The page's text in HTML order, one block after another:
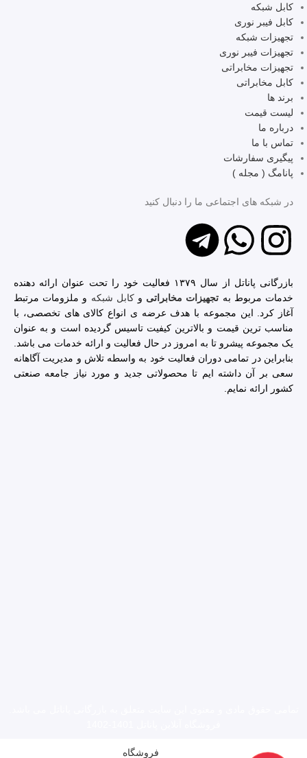
کابل شبکه
کابل فیبر نوری
تجهیزات شبکه
تجهیزات فیبر نوری
تجهیزات مخابراتی
کابل مخابراتی
برند ها
لیست قیمت
درباره ما
تماس با ما
پیگیری سفارشات
پانامگ ( مجله )
در شبکه ‌های اجتماعی ما را دنبال کنید
بازرگانی پاناتل از سال ۱۳۷۹ فعالیت خود را تحت عنوان ارائه دهنده
خدمات مربوط به تجهیزات مخابراتی وکابل شبکه و ملزومات مرتبط
آغاز کرد. این مجموعه با هدف عرضه ی انواع کالای های تخصصی، با
مناسب ترین قیمت و بالاترین کیفیت تاسیس گردیده است و به عنوان
یک مجموعه پیشرو تا به امروز در حال فعالیت و ارائه خدمات می باشد.
بنابراین در تمامی دوران فعالیت خود به واسطه تلاش و مدیریت آگاهانه
سعی بر آن داشته ایم تا محصولاتی جدید و مورد نیاز جامعه صنعتی
کشور ارائه نمایم.
فروشگاه